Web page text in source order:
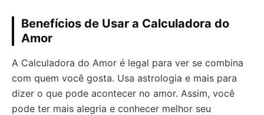
Benefícios de Usar a Calculadora do
Amor
A Calculadora do Amor é legal para ver se combina
com quem você gosta. Usa astrologia e mais para
dizer o que pode acontecer no amor. Assim, você
pode ter mais alegria e conhecer melhor seu